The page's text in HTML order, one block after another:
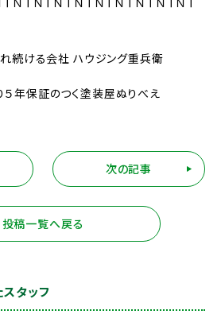
続ける会社 ハウジング重兵衛
年保証のつく塗装屋ぬりべえ
投稿一覧へ戻る
次の記事
タッフ